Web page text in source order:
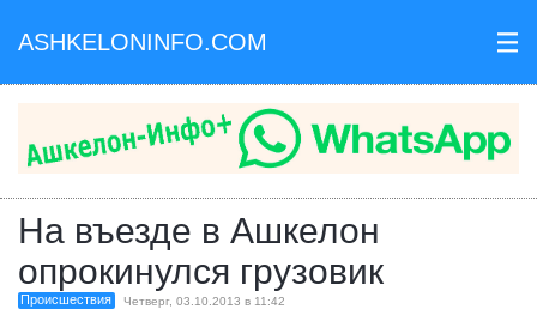
ASHKELONINFO.COM III
На въезде в Ашкелон
опрокинулся грузовик
Происшествия Четверг, 03.10.2013 в 11:42